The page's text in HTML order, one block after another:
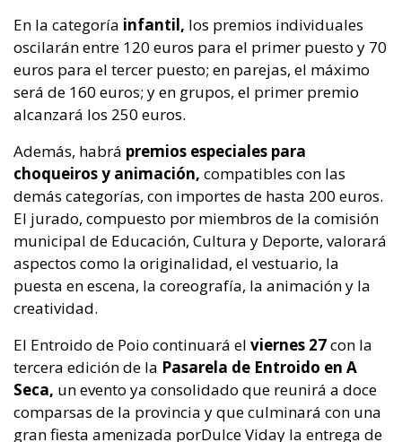
En la categoría infantil, los premios individuales
oscilarán entre 120 euros para el primer puesto y 70
euros para el tercer puesto; en parejas, el máximo
será de 160 euros; y en grupos, el primer premio
alcanzará los 250 euros.
Además, habrá premios especiales para
choqueiros y animación, compatibles con las
demás categorías, con importes de hasta 200 euros.
El jurado, compuesto por miembros de la comisión
municipal de Educación, Cultura y Deporte, valorará
aspectos como la originalidad, el vestuario, la
puesta en escena, la coreografía, la animación y la
creatividad.
El Entroido de Poio continuará el viernes 27con la
tercera edición de la Pasarela de Entroido en A
Seca, un evento ya consolidado que reunirá a doce
comparsas de la provincia y que culminará con una
gran fiesta amenizada porDulce Viday la entrega de